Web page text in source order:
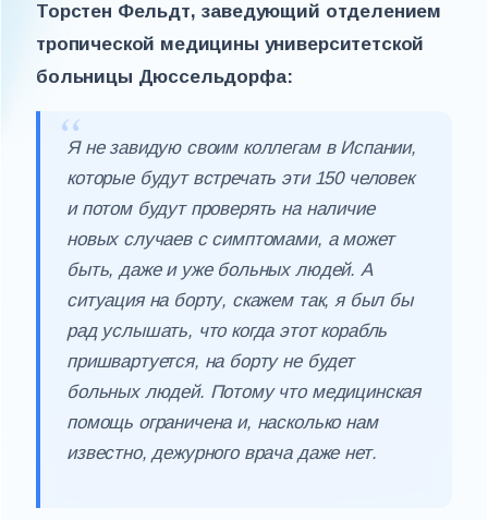
Торстен Фельдт, заведующий отделением
тропической медицины университетской
больницы Дюссельдорфа:
Я не завидую своим коллегам в Испании,
которые будут встречать эти 150 человек
и потом будут проверять на наличие
новых случаев с симптомами, а может
быть, даже и уже больных людей. А
ситуация на борту, скажем так, я был бы
рад услышать, что когда этот корабль
пришвартуется, на борту не будет
больных людей. Потому что медицинская
помощь ограничена и, насколько нам
известно, дежурного врача даже нет.